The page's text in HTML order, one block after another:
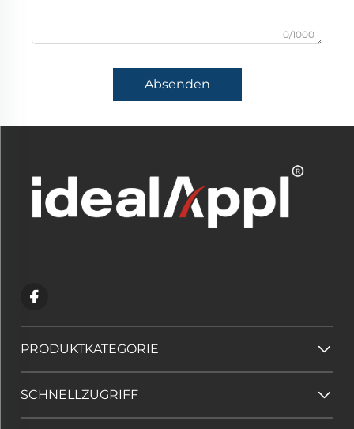
0/1000
Absenden
PRODUKTKATEGORIE
SCHNELLZUGRIFF